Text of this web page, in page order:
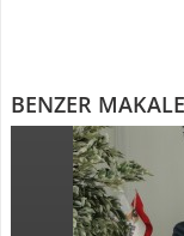
BENZER